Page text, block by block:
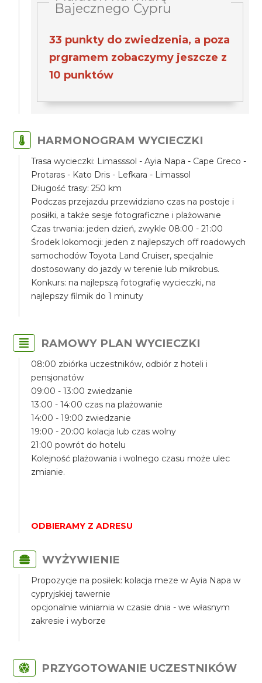
Bajecznego Cypru
33 punkty do zwiedzenia, a poza
prgramem zobaczymy jeszcze z
10 punktów
HARMONOGRAM WYCIECZKI
Trasa wycieczki: Limasssol - Ayia Napa - Cape Greco -
Protaras - Kato Dris - Lefkara - Limassol
Długość trasy: 250 km
Podczas przejazdu przewidziano czas na postoje i
posiłki, a także sesje fotograficzne i plażowanie
Czas trwania: jeden dzień, zwykle 08:00 - 21:00
Środek lokomocji: jeden z najlepszych off roadowych
samochodów Toyota Land Cruiser, specjalnie
dostosowany do jazdy w terenie lub mikrobus.
Konkurs: na najlepszą fotografię wycieczki, na
najlepszy filmik do 1 minuty
RAMOWY PLAN WYCIECZKI
08:00 zbiórka uczestników, odbiór z hoteli i
pensjonatów
09:00 - 13:00 zwiedzanie
13:00 - 14:00 czas na plażowanie
14:00 - 19:00 zwiedzanie
19:00 - 20:00 kolacja lub czas wolny
21:00 powrót do hotelu
Kolejność plażowania i wolnego czasu może ulec
zmianie.
ODBIERAMY Z ADRESU
WYŻYWIENIE
Propozycje na posiłek: kolacja meze w Ayia Napa w
cypryjskiej tawernie
opcjonalnie winiarnia w czasie dnia - we własnym
zakresie i wyborze
PRZYGOTOWANIE UCZESTNIKÓW